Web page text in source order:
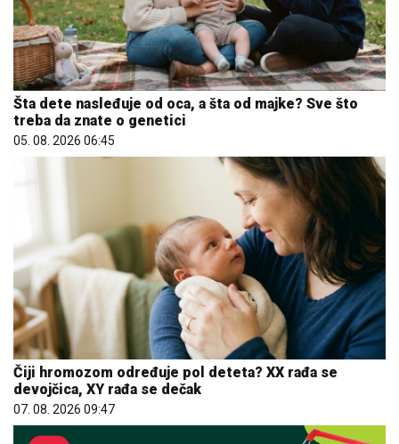
Šta dete nasleđuje od oca, a šta od majke? Sve što
treba da znate o genetici
05. 08. 2026 06:45
Čiji hromozom određuje pol deteta? XX rađa se
devojčica, XY rađa se dečak
07. 08. 2026 09:47